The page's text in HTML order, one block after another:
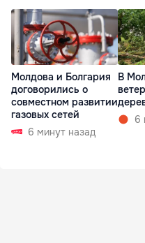
Молдова и Болгария
договорились о
совместном развитии
газовых сетей
6 минут назад
В
6